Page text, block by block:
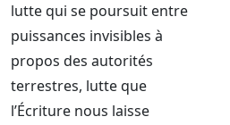
lutte qui se poursuit entre
puissances invisibles à
propos des autorités
terrestres, lutte que
l’Écriture nous laisse